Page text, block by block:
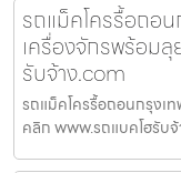
รถแม็คโครรื้อถอน
เครื่องจักรพร้อม
รับจ้าง.com
รถแม็คโครรื้อถอนกรุงเ
คลิก www.รถแบคโฮรับ